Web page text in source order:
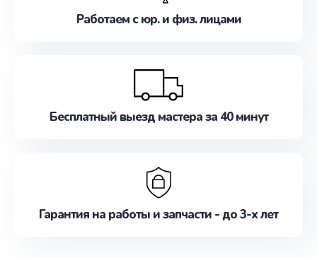
Работаем с юр. и физ. лицами
Бесплатный выезд мастера за 40 минут
Гарантия на работы и запчасти - до 3-х лет